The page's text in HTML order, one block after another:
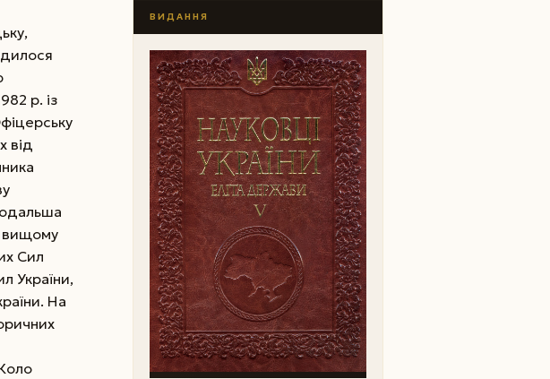
р. із
від
вищому
Сил
України,
На
ВИДАННЯ